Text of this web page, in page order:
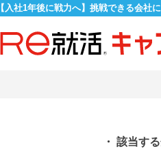
【入社1年後に戦力へ】挑戦できる会社
・ 該当す